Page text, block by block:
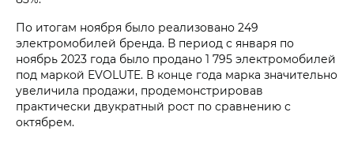
По итогам ноября было реализовано 249
электромобилей бренда. В период с января по
ноябрь 2023 года было продано 1 795 электромобилей
под маркой EVOLUTE. В конце года марка значительно
увеличила продажи, продемонстрировав
практически двукратный рост по сравнению с
октябрем.